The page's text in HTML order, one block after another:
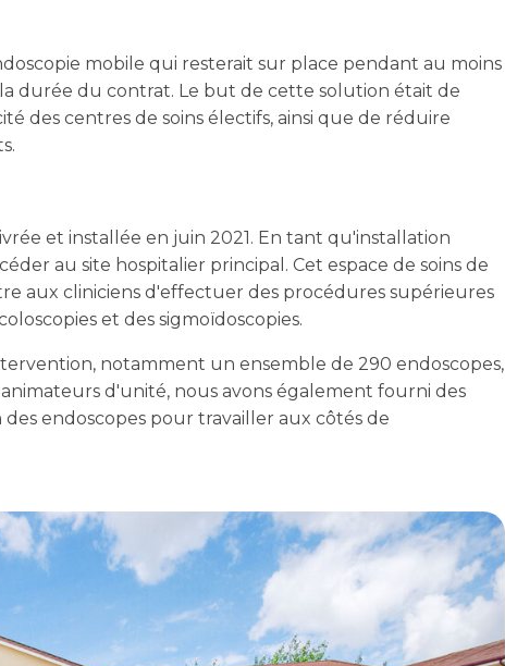
mobile qui resterait sur place pendant au moins
durée du contrat. Le but de cette solution était de
des centres de soins électifs, ainsi que de réduire
et installée en juin 2021. En tant qu'installation
au site hospitalier principal. Cet espace de soins de
aux cliniciens d'effectuer des procédures supérieures
et des sigmoïdoscopies.
notamment un ensemble de 290 endoscopes,
d'unité, nous avons également fourni des
endoscopes pour travailler aux côtés de